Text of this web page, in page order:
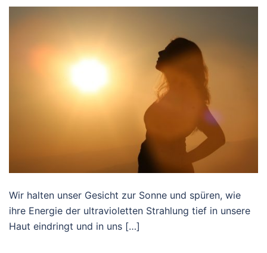
Wir halten unser Gesicht zur Sonne und spüren, wie
ihre Energie der ultravioletten Strahlung tief in unsere
Haut eindringt und in uns […]